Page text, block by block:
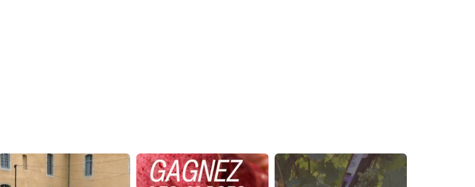
🍷 Nos adhérents font rayonner les saveurs
des ...
17
CONCOURS GOURMAND 🍦
L`été est là, et pour...
49 66
🎙️ La parole de nos adhérents
« Faire...
11 0